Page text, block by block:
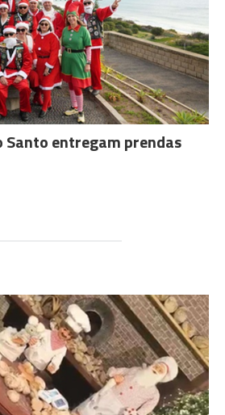
entregam prendas